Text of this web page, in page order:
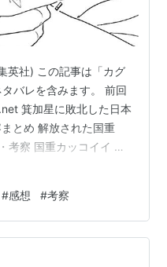
英社) この記事は「カグ
バレを含みます。 前回
箕加星に敗北した日本
とめ 解放された国重
考察 国重カッコイイ 小
食べ感動する国重。 そ
の本は昔読んだよ 出鱈
「やはりな お前のよう
」と語る瓜田。 カグラ
#感想 #考察